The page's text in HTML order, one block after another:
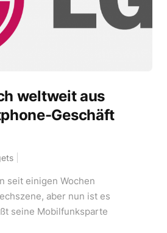
weltweit aus
Geschäft
seit einigen Wochen
aber nun ist es
seine Mobilfunksparte